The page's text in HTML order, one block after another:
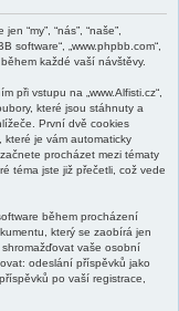
“my”, “nás”, “naše”,
software“, „www.phpbb.com“,
každé vaší návštěvy.
při vstupu na „www.Alfisti.cz“,
které jsou stáhnuty a
První dvě cookies
je vám automaticky
procházet mezi tématy
téma jste již přečetli, což vede
během procházení
který se zaobírá jen
vaše osobní
odeslání příspěvků jako
po vaší registrace,